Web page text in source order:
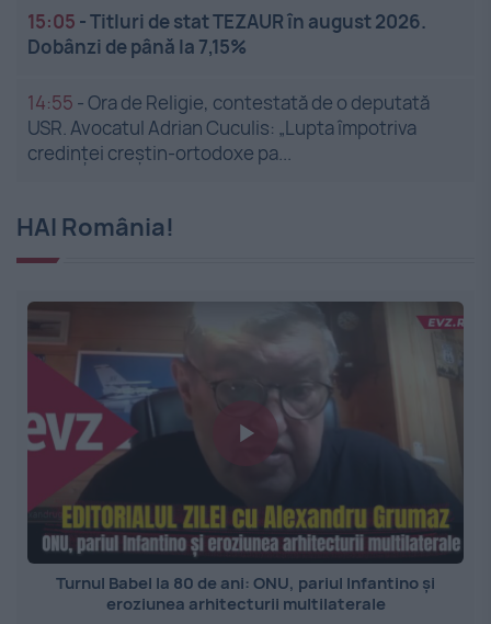
15:05 -Titluri de stat TEZAUR în august 2026.
Dobânzi de până la 7,15%
14:55 -Ora de Religie, contestată de o deputată
USR. Avocatul Adrian Cuculis: „Lupta împotriva
credinței creștin-ortodoxe pa...
HAI România!
Turnul Babel la 80 de ani: ONU, pariul Infantino și
eroziunea arhitecturii multilaterale